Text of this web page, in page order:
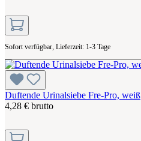
Sofort verfügbar, Lieferzeit: 1-3 Tage
Duftende Urinalsiebe Fre-Pro, weiß
4,28 € brutto